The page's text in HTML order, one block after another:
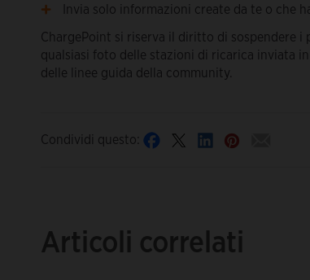
Invia solo informazioni create da te o che
ChargePoint si riserva il diritto di sospendere
qualsiasi foto delle stazioni di ricarica inviata
delle linee guida della community.
Condividi questo:
Articoli correlati